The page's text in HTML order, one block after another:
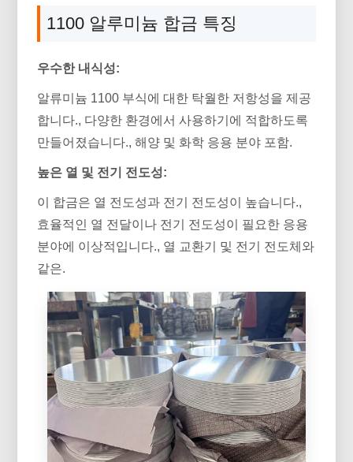
1100 알루미늄 합금 특징
우수한 내식성:
알류미늄 1100 부식에 대한 탁월한 저항성을 제공
합니다., 다양한 환경에서 사용하기에 적합하도록
만들어졌습니다., 해양 및 화학 응용 분야 포함.
높은 열 및 전기 전도성:
이 합금은 열 전도성과 전기 전도성이 높습니다.,
효율적인 열 전달이나 전기 전도성이 필요한 응용
분야에 이상적입니다., 열 교환기 및 전기 전도체와
같은.